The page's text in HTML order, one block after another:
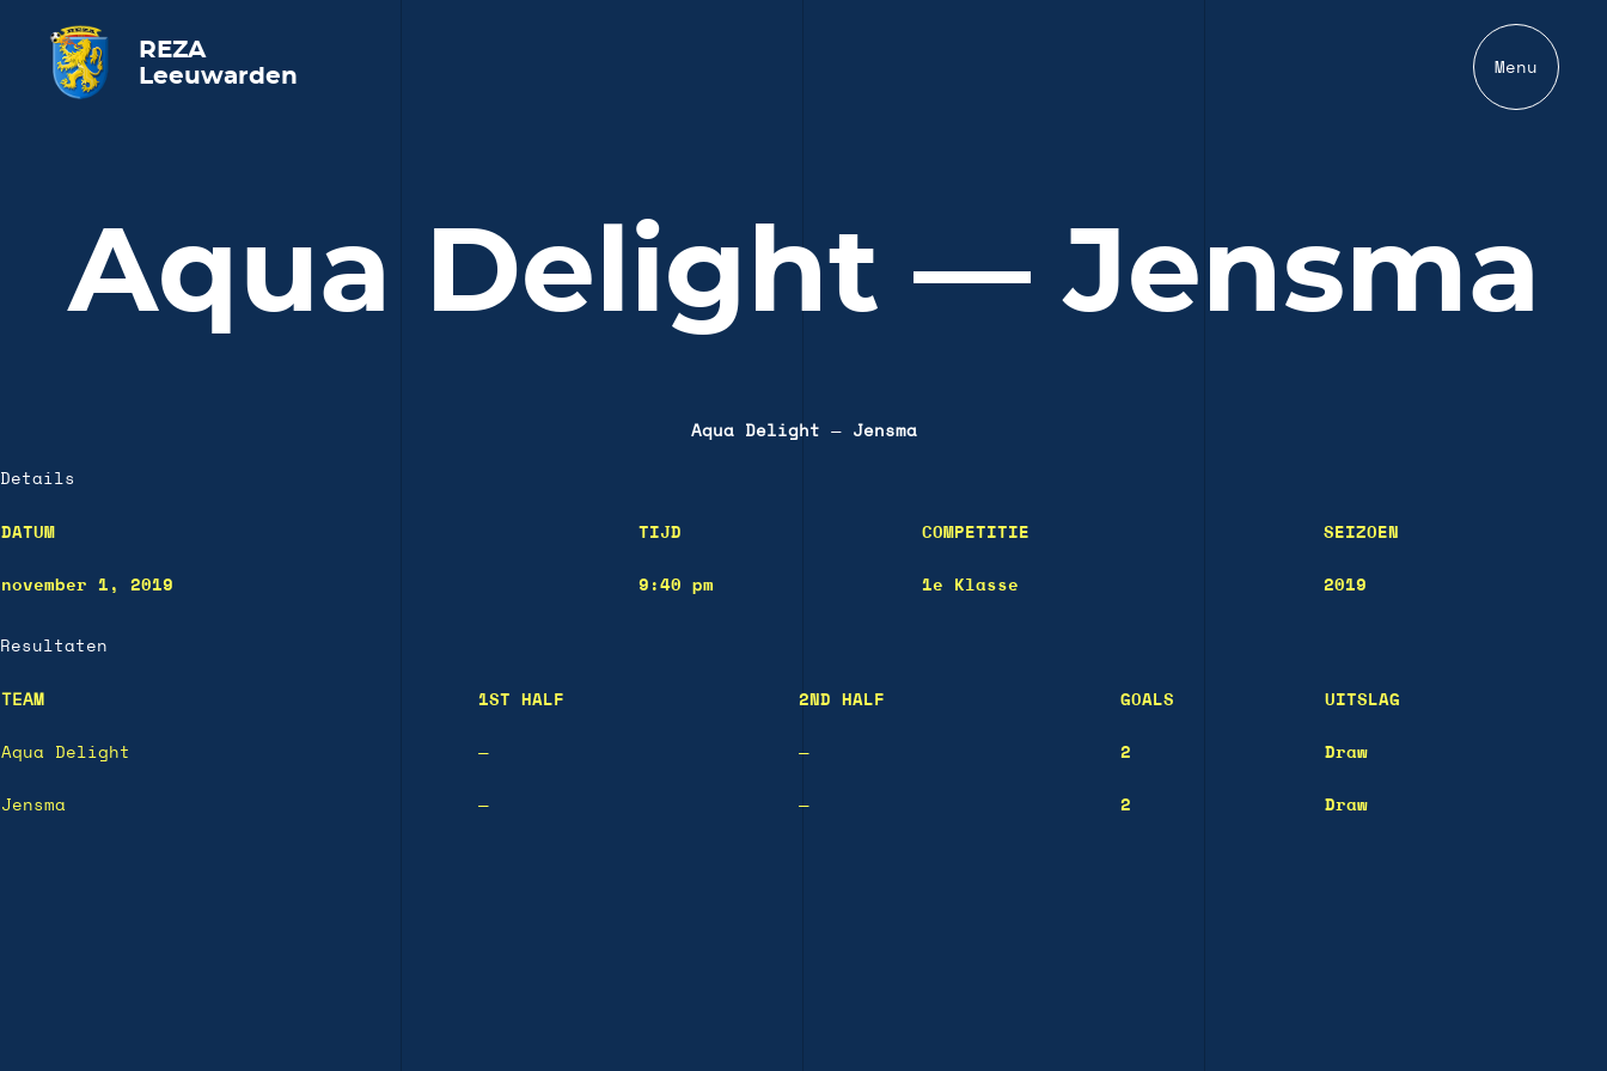
REZA
Leeuwarden
Menu
Aqua Delight — Jensma
Aqua Delight — Jensma
Details
DATUM TIJD COMPETITIE SEIZOEN
november 1, 2019 9:40 pm 1e Klasse 2019
Resultaten
TEAM 1ST HALF 2ND HALF GOALS UITSLAG
Aqua Delight — — 2 Draw
Jensma — — 2 Draw